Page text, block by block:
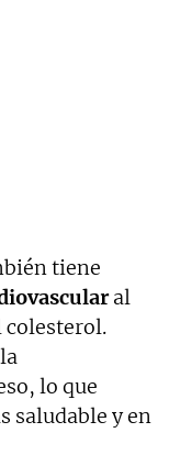
tiene
al
lo que
saludable y en